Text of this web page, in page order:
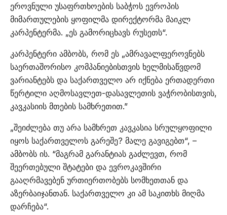
ეროვნული უსაფრთხოების საბჭოს ევროპის
მიმართულების ყოფილმა დირექტორმა მაიკლ
კარპენტერმა. „ეს გამორიცხავს რუსეთს“.
კარპენტერი ამბობს, რომ ეს „ამრავალფეროვნებს
საერთაშორისო კომპანიებისთვის ხელმისაწვდომ
ვარიანტებს და საქართველო არ იქნება ერთადერთი
წერტილი აღმოსავლეთ-დასავლეთის ვაჭრობისთვის,
კავკასიის მთების სამხრეთით.”
„შეიძლება თუ არა სამხრეთ კავკასია სრულყოფილი
იყოს საქართველოს გარეშე? მალე გავიგებთ“, –
ამბობს ის. “მაგრამ გარანტიას გაძლევთ, რომ
შეერთებული შტატები და ევროკავშირი
გააღრმავებენ ურთიერთობებს სომხეთთან და
აზერბაიჯანთან. საქართველო კი ამ საკითხს მიღმა
დარჩება“.